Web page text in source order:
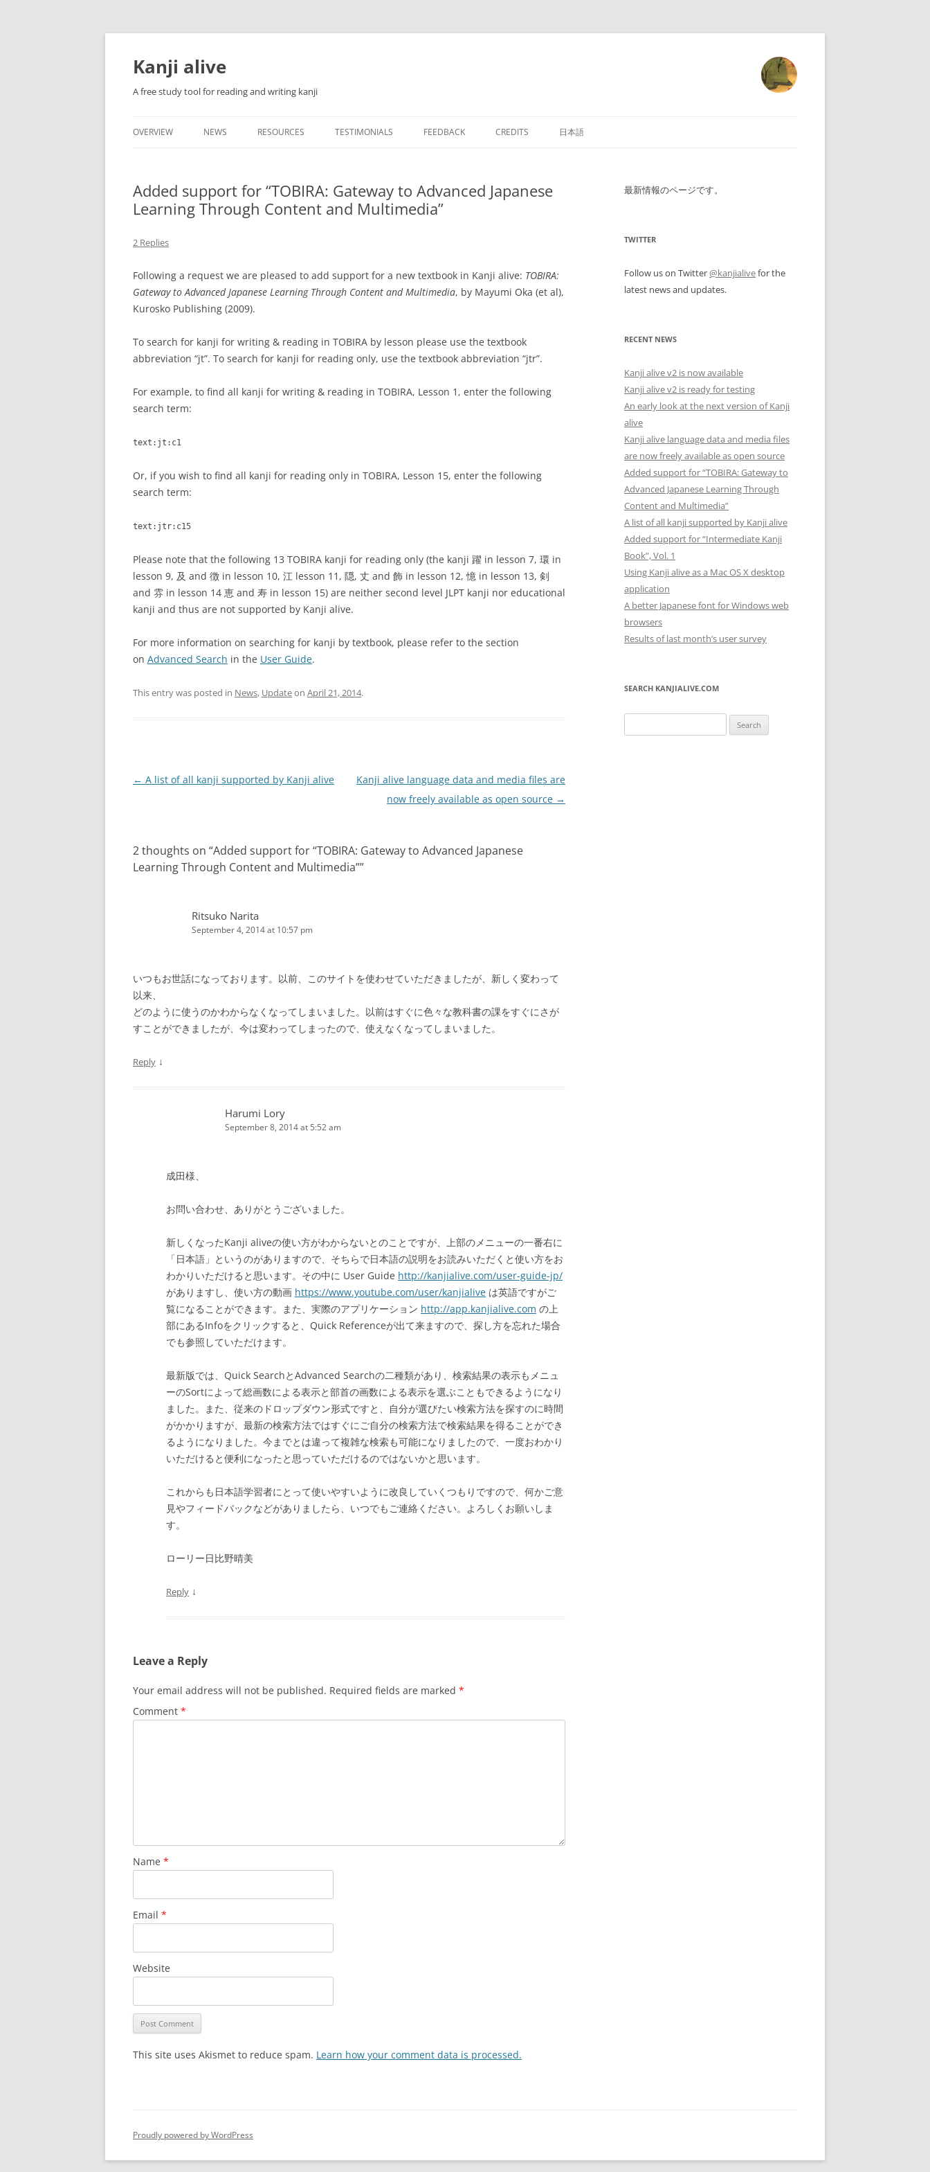
Skip
Kanji alive
A free study tool for reading and writing kanji
OVERVIEW NEWS RESOURCES
TROUBLESHOOTING
FONTS
THE 214 KANJI RADICALS
NOTES FOR INSTRUCTORS
TESTIMONIALS FEEDBACK CREDITS 日本語
Added support for “TOBIRA: Gateway to Advanced Japanese
Learning Through Content and Multimedia”
2 Replies
Following a request we are pleased to add support for a new textbook in Kanji alive: TOBIRA:
Gateway to Advanced Japanese Learning Through Content and Multimedia, by Mayumi Oka (et al),
Kurosko Publishing (2009).
To search for kanji for writing & reading in TOBIRA by lesson please use the textbook
abbreviation “jt”. To search for kanji for reading only, use the textbook abbreviation “jtr”.
For example, to find all kanji for writing & reading in TOBIRA, Lesson 1, enter the following
search term:
text:jt:c1
Or, if you wish to find all kanji for reading only in TOBIRA, Lesson 15, enter the following
search term:
text:jtr:c15
Please note that the following 13 TOBIRA kanji for reading only (the kanji 躍 in lesson 7, 環 in
lesson 9, 及 and 徴 in lesson 10, 江 lesson 11, 隠, 丈 and 飾 in lesson 12, 憶 in lesson 13, 剣
and 雰 in lesson 14 恵 and 寿 in lesson 15) are neither second level JLPT kanji nor educational
kanji and thus are not supported by Kanji alive.
For more information on searching for kanji by textbook, please refer to the section
on Advanced Search in the User Guide.
This entry was posted in News, Updateon April 21, 2014.
Post
← A list of all kanji supported by Kanji alive
Kanji alive language data and media files are
now freely available as open source →
2 thoughts on “Added support for “TOBIRA: Gateway to Advanced Japanese
Learning Through Content and Multimedia””
Ritsuko Narita
September 4, 2014 at 10:57 pm
いつもお世話になっております。以前、このサイトを使わせていただきましたが、新しく変わって
以来、
どのように使うのかわからなくなってしまいました。以前はすぐに色々な教科書の課をすぐにさが
すことができましたが、今は変わってしまったので、使えなくなってしまいました。
Reply ↓
Harumi Lory
September 8, 2014 at 5:52 am
成田様、
お問い合わせ、ありがとうございました。
新しくなったKanji aliveの使い方がわからないとのことですが、上部のメニューの一番右に
「日本語」というのがありますので、そちらで日本語の説明をお読みいただくと使い方をお
わかりいただけると思います。その中に User Guide http://kanjialive.com/user-guide-jp/
がありますし、使い方の動画 https://www.youtube.com/user/kanjialive は英語ですがご
覧になることができます。また、実際のアプリケーション http://app.kanjialive.com の上
部にあるInfoをクリックすると、Quick Referenceが出て来ますので、探し方を忘れた場合
でも参照していただけます。
最新版では、Quick SearchとAdvanced Searchの二種類があり、検索結果の表示もメニュ
ーのSortによって総画数による表示と部首の画数による表示を選ぶこともできるようになり
ました。また、従来のドロップダウン形式ですと、自分が選びたい検索方法を探すのに時間
がかかりますが、最新の検索方法ではすぐにご自分の検索方法で検索結果を得ることができ
るようになりました。今までとは違って複雑な検索も可能になりましたので、一度おわかり
いただけると便利になったと思っていただけるのではないかと思います。
これからも日本語学習者にとって使いやすいように改良していくつもりですので、何かご意
見やフィードバックなどがありましたら、いつでもご連絡ください。よろしくお願いしま
す。
ローリー日比野晴美
Reply ↓
Leave a Reply
Your email address will not be published. Required fields are marked *
Comment *
Name *
Email *
Website
This site uses Akismet to reduce spam. Learn how your comment data is processed.
最新情報のページです。
TWITTER
Follow us on Twitter@kanjialivefor the
latest news and updates.
RECENT NEWS
Kanji alive v2 is now available
Kanji alive v2 is ready for testing
An early look at the next version of Kanji
alive
Kanji alive language data and media files
are now freely available as open source
Added support for “TOBIRA: Gateway to
Advanced Japanese Learning Through
Content and Multimedia”
A list of all kanji supported by Kanji alive
Added support for “Intermediate Kanji
Book”, Vol. 1
Using Kanji alive as a Mac OS X desktop
application
A better Japanese font for Windows web
browsers
Results of last month’s user survey
SEARCH KANJIALIVE.COM
for:
Proudly powered by WordPress